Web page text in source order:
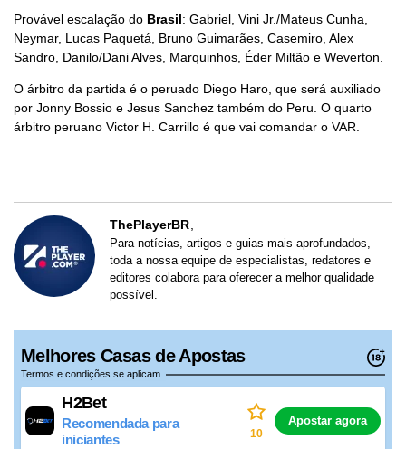
Provável escalação do Brasil: Gabriel, Vini Jr./Mateus Cunha,
Neymar, Lucas Paquetá, Bruno Guimarães, Casemiro, Alex
Sandro, Danilo/Dani Alves, Marquinhos, Éder Miltão e Weverton.
O árbitro da partida é o peruado Diego Haro, que será auxiliado
por Jonny Bossio e Jesus Sanchez também do Peru. O quarto
árbitro peruano Victor H. Carrillo é que vai comandar o VAR.
ThePlayerBR
Para notícias, artigos e guias mais aprofundados,
toda a nossa equipe de especialistas, redatores e
editores colabora para oferecer a melhor qualidade
possível.
Melhores Casas de Apostas
Termos e condições se aplicam
H2Bet
Recomendada para
iniciantes
10
Apostar agora